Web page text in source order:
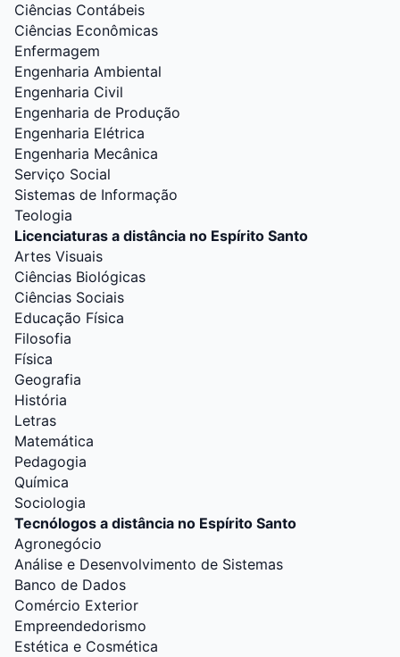
Ciências Contábeis
Ciências Econômicas
Enfermagem
Engenharia Ambiental
Engenharia Civil
Engenharia de Produção
Engenharia Elétrica
Engenharia Mecânica
Serviço Social
Sistemas de Informação
Teologia
Licenciaturas a distância no Espírito Santo
Artes Visuais
Ciências Biológicas
Ciências Sociais
Educação Física
Filosofia
Física
Geografia
História
Letras
Matemática
Pedagogia
Química
Sociologia
Tecnólogos a distância no Espírito Santo
Agronegócio
Análise e Desenvolvimento de Sistemas
Banco de Dados
Comércio Exterior
Empreendedorismo
Estética e Cosmética